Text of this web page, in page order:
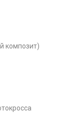
композит)